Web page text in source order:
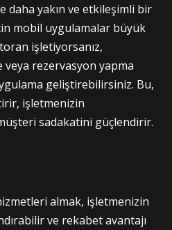
daha yakın ve etkileşimli bir
mobil uygulamalar büyük
işletiyorsanız,
rezervasyon yapma
geliştirebilirsiniz. Bu,
işletmenizin
sadakatini güçlendirir.
almak, işletmenizin
ve rekabet avantajı